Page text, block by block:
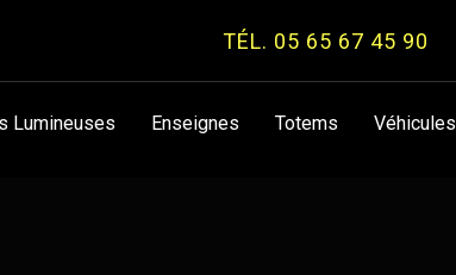
TÉL. 05 65 67 45 90
Lumineuses Enseignes Totems Véhicules